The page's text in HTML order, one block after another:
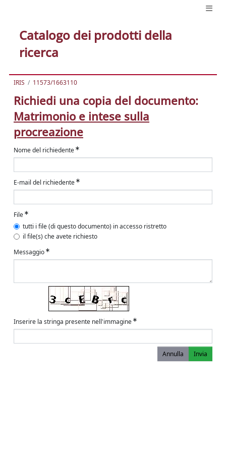
Catalogo dei prodotti della
ricerca
IRIS 11573/1663110
Richiedi una copia del documento:
Matrimonio e intese sulla
procreazione
Nome del richiedente
E-mail del richiedente
File
tutti i file (di questo documento) in accesso ristretto
il file(s) che avete richiesto
Messaggio
Inserire la stringa presente nell'immagine
Annulla Invia